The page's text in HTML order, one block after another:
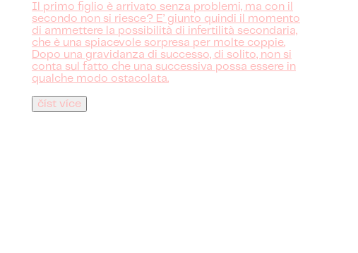
Il primo figlio è arrivato senza problemi, ma con il
secondo non si riesce? E’ giunto quindi il momento
di ammettere la possibilità di infertilità secondaria,
che è una spiacevole sorpresa per molte coppie.
Dopo una gravidanza di successo, di solito, non si
conta sul fatto che una successiva possa essere in
qualche modo ostacolata.
číst více